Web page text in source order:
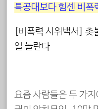
특공대보다 힘센 비폭
[비폭력 시위백서] 촛
일 놀란다
요즘 사람들은 두 가